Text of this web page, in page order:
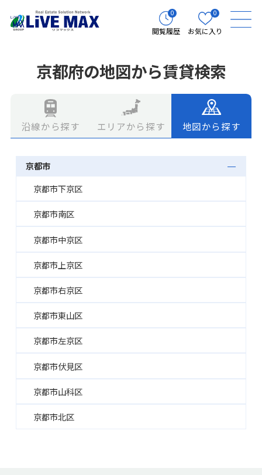
0
閲覧履歴
0
お気に入り
京都府の地図から賃貸検索
沿線から探す エリアから探す 地図から探す
京都市
京都市下京区
京都市南区
京都市中京区
京都市上京区
京都市右京区
京都市東山区
京都市左京区
京都市伏見区
京都市山科区
京都市北区